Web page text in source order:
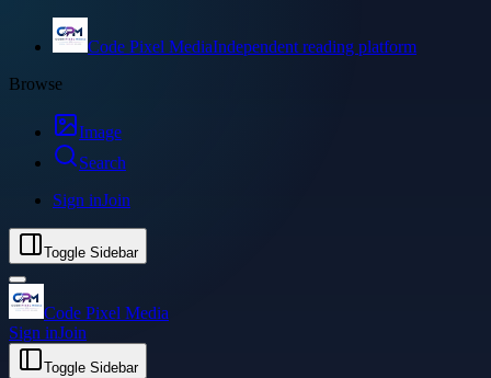
Code Pixel MediaIndependent reading platform
Browse
Image
Search
Sign inJoin
Toggle Sidebar
Code Pixel Media
Sign inJoin
Toggle Sidebar